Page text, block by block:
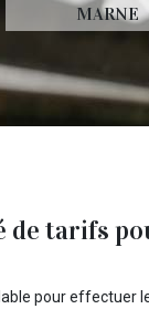
MARNE
de tarifs
pour effectuer